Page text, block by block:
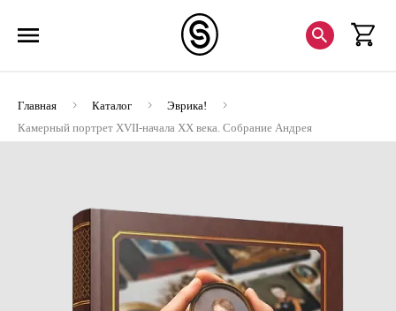
Главная Каталог
Эврика!
Камерный портрет XVII-начала ХХ века. Собрание Андрея
Руденцова (ЭВРИКА!)